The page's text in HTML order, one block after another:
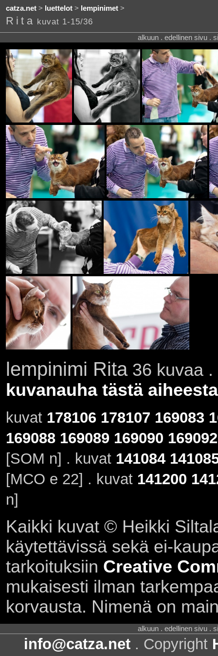
catza.net> luettelot> lempinimet>
Rita kuvat 1-15/36
alkuun . edellinen sivu .
lempinimi Rita36 kuvaa .
kuvanauha tästä aiheesta
kuvat 178106 178107 169083
169088 169089 169090 169092
[SOM n] . kuvat 141084
[MCO e 22] . kuvat 141200
n]
Kaikki kuvat © Heikki
käytettävissä sekä ei-
tarkoituksiin Creative
mukaisesti ilman
korvausta. Nimenä on
alkuun . edellinen sivu .
info@catza.net . Copyright